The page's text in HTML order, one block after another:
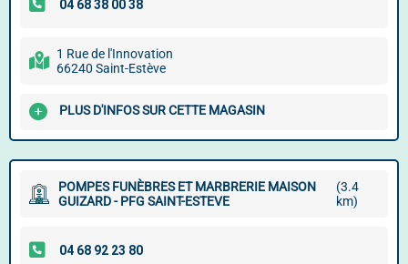
1 Rue de l'Innovation
66240 Saint-Estève
PLUS D'INFOS SUR CETTE MAGASIN
POMPES FUNÈBRES ET MARBRERIE MAISON
GUIZARD - PFG SAINT-ESTEVE
(3.4
km)